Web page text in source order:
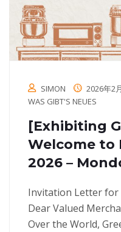
SIMON 2026年2
WAS GIBT'S NEUES
[Exhibiting
Welcome to
2026 –
Invitation Letter for
Dear Valued
Over the World,